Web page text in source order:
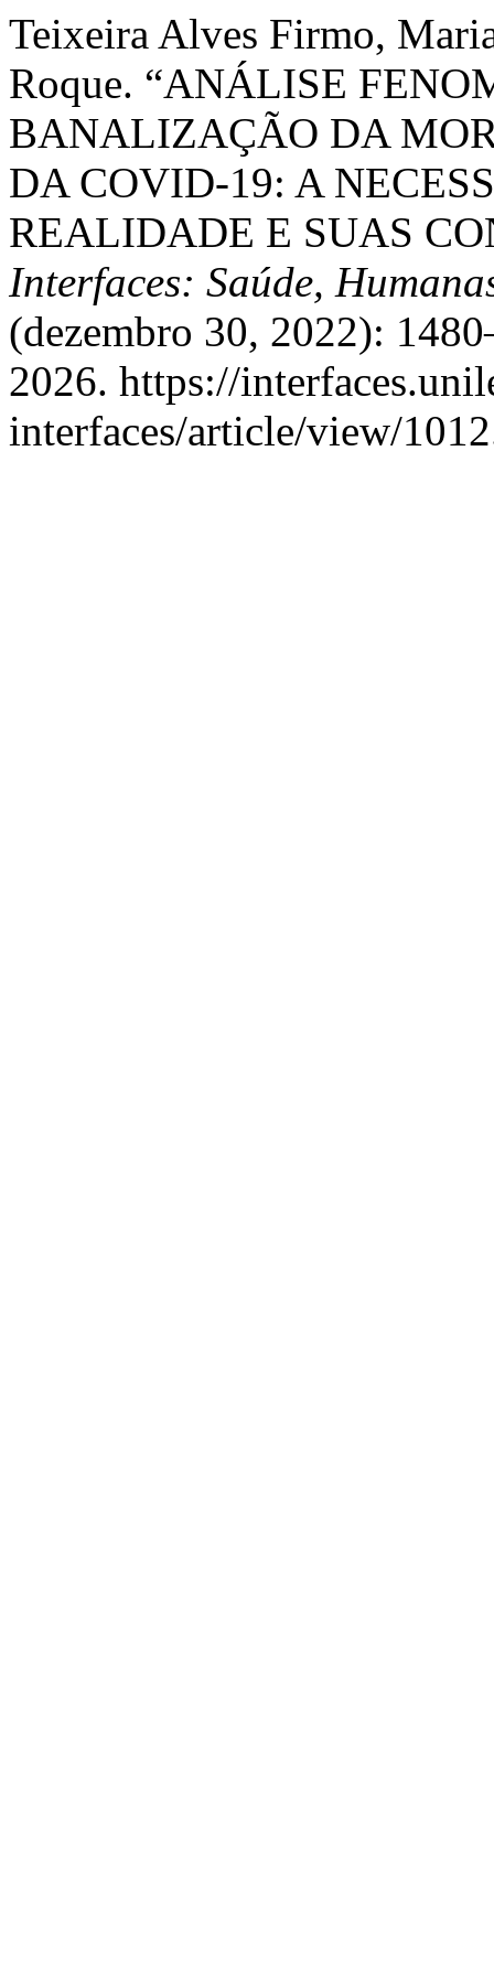
Teixeira Alves Firmo,
Roque. “ANÁLISE
BANALIZAÇÃO DA
DA COVID-19: A
REALIDADE E SUAS
Interfaces: Saúde,
(dezembro 30, 2022):
2026. https://
interfaces/article/view/